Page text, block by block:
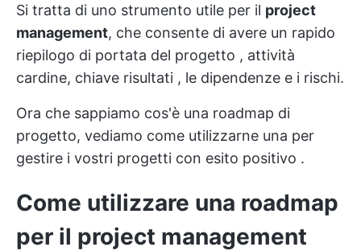
Si tratta di uno strumento utile per il project
management, che consente di avere un rapido
riepilogo di portata del progetto , attività
cardine, chiave risultati , le dipendenze e i rischi.
Ora che sappiamo cos'è una roadmap di
progetto, vediamo come utilizzarne una per
gestire i vostri progetti con esito positivo .
Come utilizzare una roadmap
per il project management